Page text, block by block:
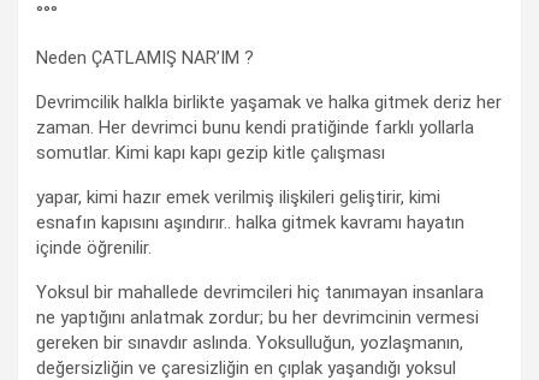
°°°
Neden ÇATLAMIŞ NAR’IM ?
Devrimcilik halkla birlikte yaşamak ve halka gitmek deriz her
zaman. Her devrimci bunu kendi pratiğinde farklı yollarla
somutlar. Kimi kapı kapı gezip kitle çalışması
yapar, kimi hazır emek verilmiş ilişkileri geliştirir, kimi
esnafın kapısını aşındırır.. halka gitmek kavramı hayatın
içinde öğrenilir.
Yoksul bir mahallede devrimcileri hiç tanımayan insanlara
ne yaptığını anlatmak zordur; bu her devrimcinin vermesi
gereken bir sınavdır aslında. Yoksulluğun, yozlaşmanın,
değersizliğin ve çaresizliğin en çıplak yaşandığı yoksul